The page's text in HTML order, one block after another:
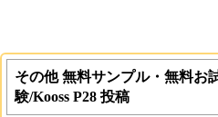
その他 無料サンプル・無料お
験/Kooss P28 投稿